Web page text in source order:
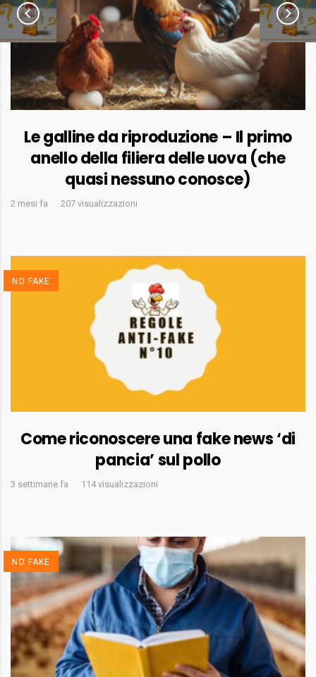
Le galline da riproduzione – Il primo
anello della filiera delle uova (che
quasi nessuno conosce)
2 mesi fa 207 visualizzazioni
NO FAKE
Come riconoscere una fake news ‘di
pancia’ sul pollo
3 settimane fa 114 visualizzazioni
NO FAKE